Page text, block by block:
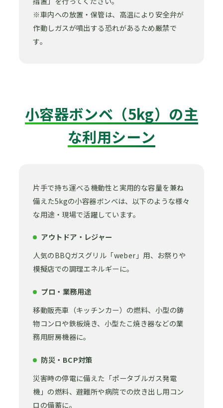
※車内への放置・保管は、高温により安全弁が
作動しガスが噴出する恐れがあるため厳禁で
す。
小容器ボンベ（5kg）の主
な利用シーン
片手で持ち運べる機動性と実用的な容量を兼ね
備えた5kgの小容器ボンベは、以下のような様々
な用途・現場で活躍しています。
アウトドア・レジャー
人気のBBQガスグリル「weber」用、お祭りや
模擬店での調理エネルギーに。
プロ・業務用途
移動販売車（キッチンカー）の燃料、小型の鋳
物コンロや鉄板焼き、小型たこ焼き器などの業
務用厨房機器に。
防災・BCP対策
災害時の停電に備えた「ポータブルガス発電
機」の燃料、避難所や病院での炊き出し用コン
ロの備蓄に。